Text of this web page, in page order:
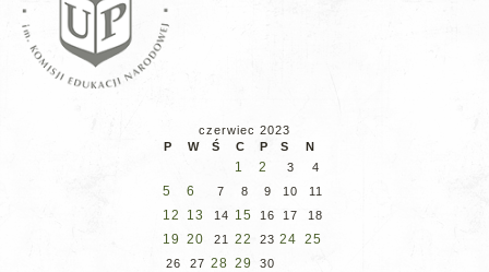
czerwiec 2023
P
W Ś C P S N
1 2 3 4
5 6 7 8 9 10 11
12 13 14 15 16 17 18
19 20 21 22 23 24 25
26 27 28 29 30